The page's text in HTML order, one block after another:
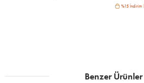
%15 İndirim
Benzer Ürünler